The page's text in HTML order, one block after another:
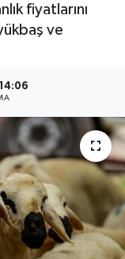
fiyatlarını
ve